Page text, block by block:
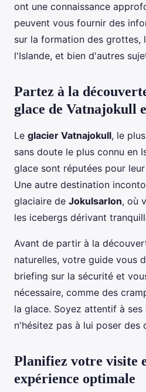
ont une connaissance
peuvent vous fournir des
sur la formation des grottes,
l'Islande, et bien d'autres
Partez à la
glace de Vatnajokull
Le glacier Vatnajokull, le
sans doute le plus connu en
glace sont réputées pour
Une autre destination
glaciaire de Jokulsarlon, où
les icebergs dérivant
Avant de partir à la
naturelles, votre guide vous
briefing sur la sécurité et
nécessaire, comme des
la glace. Soyez attentif à
n'hésitez pas à lui poser des
Planifiez votre visite
expérience optimale